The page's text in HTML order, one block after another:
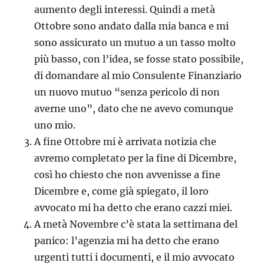
aumento degli interessi. Quindi a metà
Ottobre sono andato dalla mia banca e mi
sono assicurato un mutuo a un tasso molto
più basso, con l’idea, se fosse stato possibile,
di domandare al mio Consulente Finanziario
un nuovo mutuo “senza pericolo di non
averne uno”, dato che ne avevo comunque
uno mio.
A fine Ottobre mi è arrivata notizia che
avremo completato per la fine di Dicembre,
così ho chiesto che non avvenisse a fine
Dicembre e, come già spiegato, il loro
avvocato mi ha detto che erano cazzi miei.
A metà Novembre c’è stata la settimana del
panico: l’agenzia mi ha detto che erano
urgenti tutti i documenti, e il mio avvocato